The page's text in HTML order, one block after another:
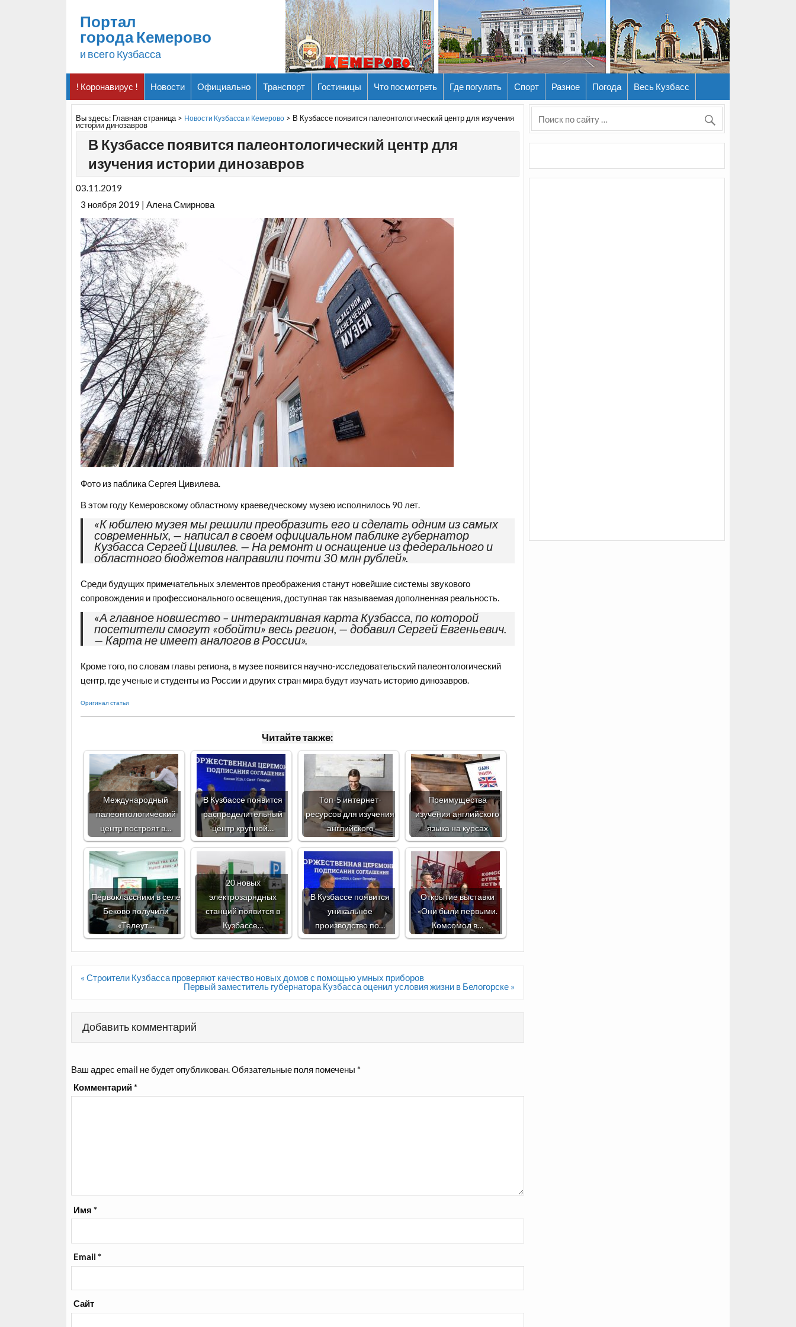
Портал
города Кемерово
и всего Кузбасса
! Коронавирус ! Новости Официально Транспорт Гостиницы Что посмотреть Где погулять Спорт Разное Погода Весь Кузбасс
Вы здесь: Главная страница> Новости Кузбасса и Кемерово > В Кузбассе появится палеонтологический центр для изучения
истории динозавров
В Кузбассе появится палеонтологический центр для
изучения истории динозавров
03.11.2019
3 ноября 2019 | Алена Смирнова
Фото из паблика Сергея Цивилева.
В этом году Кемеровскому областному краеведческому музею исполнилось 90 лет.
«К юбилею музея мы решили преобразить его и сделать одним из самых
современных, — написал в своем официальном паблике губернатор
Кузбасса Сергей Цивилев. — На ремонт и оснащение из федерального и
областного бюджетов направили почти 30 млн рублей».
Среди будущих примечательных элементов преображения станут новейшие системы звукового
сопровождения и профессионального освещения, доступная так называемая дополненная реальность.
«А главное новшество – интерактивная карта Кузбасса, по которой
посетители смогут «обойти» весь регион, — добавил Сергей Евгеньевич.
— Карта не имеет аналогов в России».
Кроме того, по словам главы региона, в музее появится научно-исследовательский палеонтологический
центр, где ученые и студенты из России и других стран мира будут изучать историю динозавров.
Оригинал статьи
Читайте также:
Международный
палеонтологический
центр построят в…
В Кузбассе появится
распределительный
центр крупной…
Топ-5 интернет-
ресурсов для изучения
английского
Преимущества
изучения английского
языка на курсах
Первоклассники в селе
Беково получили
«Телеут…
20 новых
электрозарядных
станций появится в
Кузбассе…
В Кузбассе появится
уникальное
производство по…
Открытие выставки
«Они были первыми.
Комсомол в…
Навигация
« Строители Кузбасса проверяют качество новых домов с помощью умных приборов
Первый заместитель губернатора Кузбасса оценил условия жизни в Белогорске »
Добавить комментарий
Ваш адрес email не будет опубликован.Обязательные поля помечены *
Комментарий*
Имя*
Email*
Сайт